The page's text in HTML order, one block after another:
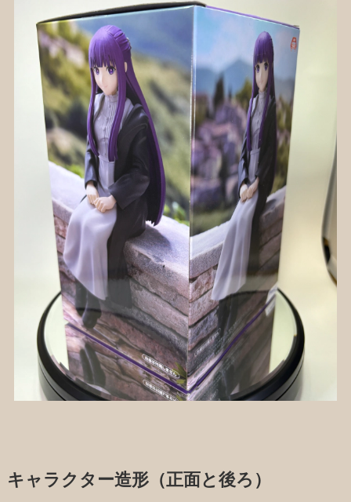
キャラクター造形（正面と後ろ）